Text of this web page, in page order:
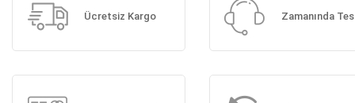
Ücretsiz Kargo Zamanında